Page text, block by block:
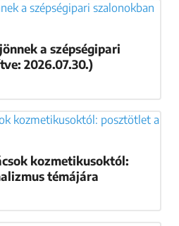
a szépségipari
2026.07.30.)
kozmetikusoktól:
témájára